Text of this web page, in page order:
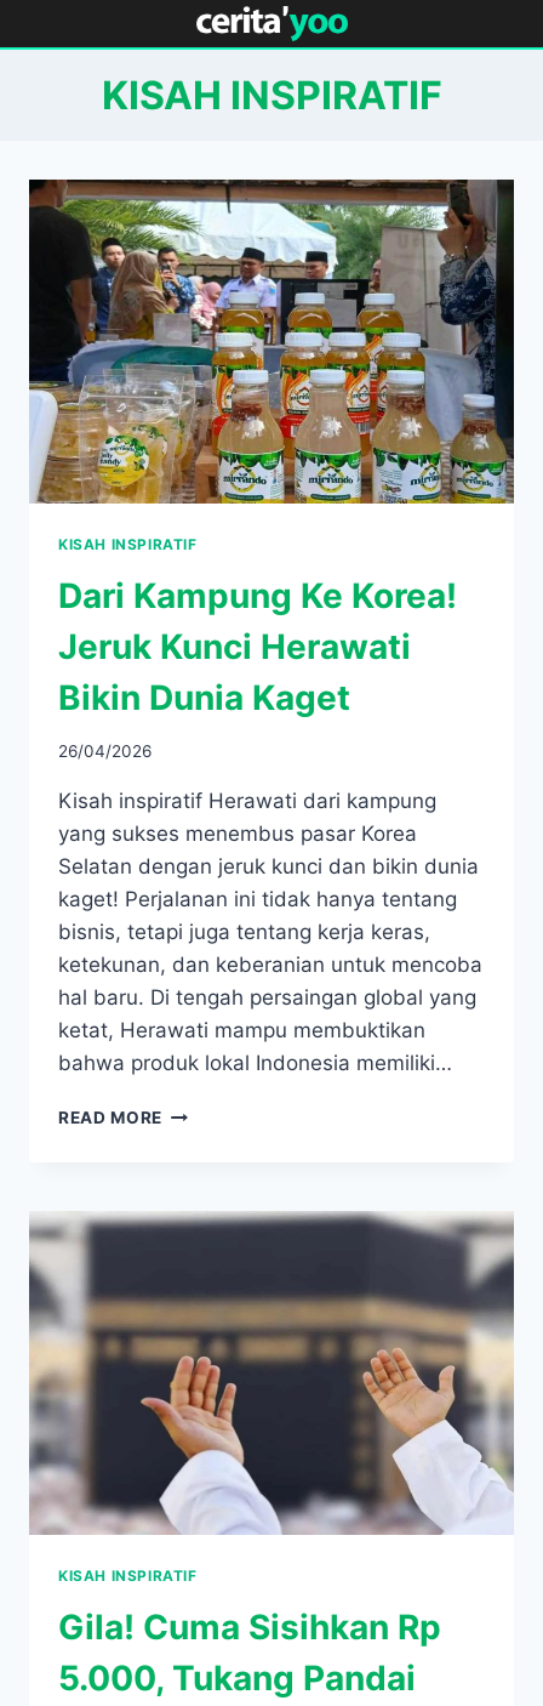
to
KISAH INSPIRATIF
KISAH INSPIRATIF
Dari Kampung Ke Korea!
Jeruk Kunci Herawati
Bikin Dunia Kaget
26/04/2026
Kisah inspiratif Herawati dari kampung
yang sukses menembus pasar Korea
Selatan dengan jeruk kunci dan bikin dunia
kaget! Perjalanan ini tidak hanya tentang
bisnis, tetapi juga tentang kerja keras,
ketekunan, dan keberanian untuk mencoba
hal baru. Di tengah persaingan global yang
ketat, Herawati mampu membuktikan
bahwa produk lokal Indonesia memiliki…
READ MORE DARI
JERUK
KAGET
KISAH INSPIRATIF
Gila! Cuma Sisihkan Rp
5.000, Tukang Pandai